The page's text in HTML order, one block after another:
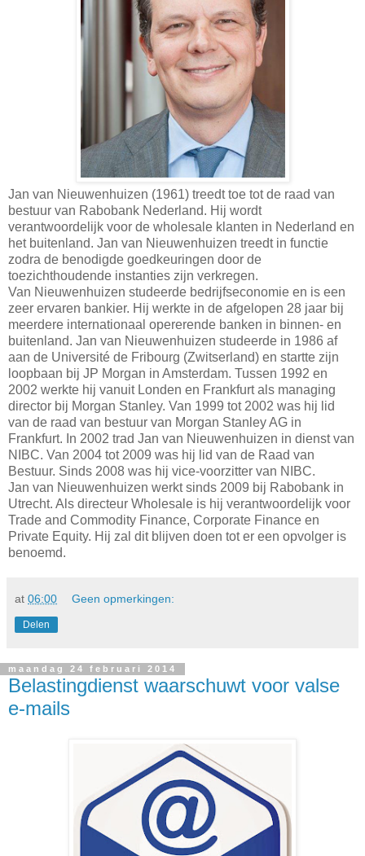
Jan van Nieuwenhuizen (1961) treedt toe tot de raad van
bestuur van Rabobank Nederland. Hij wordt
verantwoordelijk voor de wholesale klanten in Nederland en
het buitenland. Jan van Nieuwenhuizen treedt in functie
zodra de benodigde goedkeuringen door de
toezichthoudende instanties zijn verkregen.
Van Nieuwenhuizen studeerde bedrijfseconomie en is een
zeer ervaren bankier. Hij werkte in de afgelopen 28 jaar bij
meerdere internationaal opererende banken in binnen- en
buitenland. Jan van Nieuwenhuizen studeerde in 1986 af
aan de Université de Fribourg (Zwitserland) en startte zijn
loopbaan bij JP Morgan in Amsterdam. Tussen 1992 en
2002 werkte hij vanuit Londen en Frankfurt als managing
director bij Morgan Stanley. Van 1999 tot 2002 was hij lid
van de raad van bestuur van Morgan Stanley AG in
Frankfurt. In 2002 trad Jan van Nieuwenhuizen in dienst van
NIBC. Van 2004 tot 2009 was hij lid van de Raad van
Bestuur. Sinds 2008 was hij vice-voorzitter van NIBC.
Jan van Nieuwenhuizen werkt sinds 2009 bij Rabobank in
Utrecht. Als directeur Wholesale is hij verantwoordelijk voor
Trade and Commodity Finance, Corporate Finance en
Private Equity. Hij zal dit blijven doen tot er een opvolger is
benoemd.
at 06:00 Geen opmerkingen:
Delen
maandag 24 februari 2014
Belastingdienst waarschuwt voor valse
e-mails